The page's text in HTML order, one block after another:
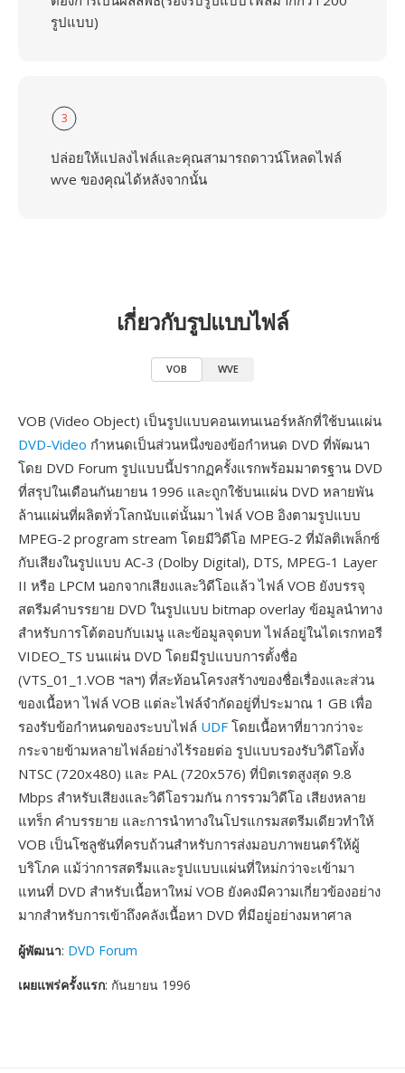
รูปแบบ)
3
ปล่อยให้แปลงไฟล์และคุณสามารถดาวน์โหลดไฟล์
wve ของคุณได้หลังจากนั้น
เกี่ยวกับรูปแบบไฟล์
VOB WVE
VOB (Video Object) เป็นรูปแบบคอนเทนเนอร์หลักที่ใช้บนแผ่น
DVD-Video กำหนดเป็นส่วนหนึ่งของข้อกำหนด DVD ที่พัฒนา
โดย DVD Forum รูปแบบนี้ปรากฏครั้งแรกพร้อมมาตรฐาน DVD
ที่สรุปในเดือนกันยายน 1996 และถูกใช้บนแผ่น DVD หลายพัน
ล้านแผ่นที่ผลิตทั่วโลกนับแต่นั้นมา ไฟล์ VOB อิงตามรูปแบบ
MPEG-2 program stream โดยมีวิดีโอ MPEG-2 ที่มัลติเพล็กซ์
กับเสียงในรูปแบบ AC-3 (Dolby Digital), DTS, MPEG-1 Layer
II หรือ LPCM นอกจากเสียงและวิดีโอแล้ว ไฟล์ VOB ยังบรรจุ
สตรีมคำบรรยาย DVD ในรูปแบบ bitmap overlay ข้อมูลนำทาง
สำหรับการโต้ตอบกับเมนู และข้อมูลจุดบท ไฟล์อยู่ในไดเรกทอรี
VIDEO_TS บนแผ่น DVD โดยมีรูปแบบการตั้งชื่อ
(VTS_01_1.VOB ฯลฯ) ที่สะท้อนโครงสร้างของชื่อเรื่องและส่วน
ของเนื้อหา ไฟล์ VOB แต่ละไฟล์จำกัดอยู่ที่ประมาณ 1 GB เพื่อ
รองรับข้อกำหนดของระบบไฟล์ UDF โดยเนื้อหาที่ยาวกว่าจะ
กระจายข้ามหลายไฟล์อย่างไร้รอยต่อ รูปแบบรองรับวิดีโอทั้ง
NTSC (720x480) และ PAL (720x576) ที่บิตเรตสูงสุด 9.8
Mbps สำหรับเสียงและวิดีโอรวมกัน การรวมวิดีโอ เสียงหลาย
แทร็ก คำบรรยาย และการนำทางในโปรแกรมสตรีมเดียวทำให้
VOB เป็นโซลูชันที่ครบถ้วนสำหรับการส่งมอบภาพยนตร์ให้ผู้
บริโภค แม้ว่าการสตรีมและรูปแบบแผ่นที่ใหม่กว่าจะเข้ามา
แทนที่ DVD สำหรับเนื้อหาใหม่ VOB ยังคงมีความเกี่ยวข้องอย่าง
มากสำหรับการเข้าถึงคลังเนื้อหา DVD ที่มีอยู่อย่างมหาศาล
ผู้พัฒนา: DVD Forum
เผยแพร่ครั้งแรก: กันยายน 1996